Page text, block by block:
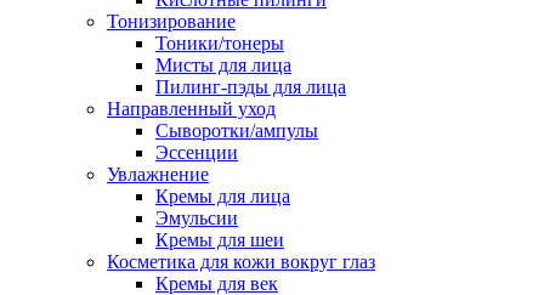
Тонизирование
Тоники/тонеры
Мисты для лица
Пилинг-пэды для лица
Направленный уход
Сыворотки/ампулы
Эссенции
Увлажнение
Кремы для лица
Эмульсии
Кремы для шеи
Косметика для кожи вокруг глаз
Кремы для век